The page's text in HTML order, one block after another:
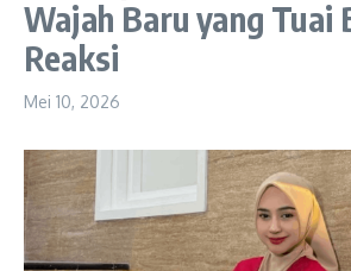
Wajah Baru yang Tuai
Reaksi
Mei 10, 2026